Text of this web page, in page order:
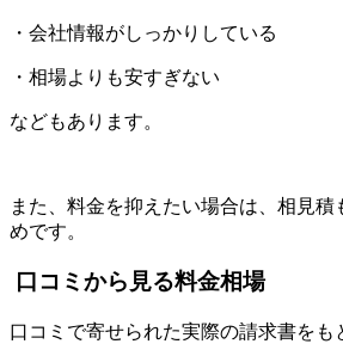
・会社情報がしっかりしている
・相場よりも安すぎない
などもあります。
また、料金を抑えたい場合は、相見積
めです。
口コミから見る料金相場
口コミで寄せられた実際の請求書をも